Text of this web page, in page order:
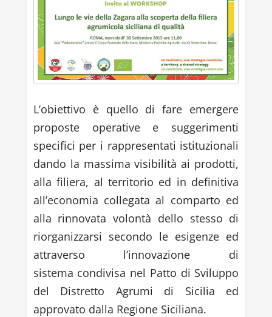
L’obiettivo è quello di fare emergere
proposte operative e suggerimenti
specifici per i rappresentati istituzionali
dando la massima visibilità ai prodotti,
alla filiera, al territorio ed in definitiva
all’economia collegata al comparto ed
alla rinnovata volontà dello stesso di
riorganizzarsi secondo le esigenze ed
attraverso l’innovazione di
sistema condivisa nel Patto di Sviluppo
del Distretto Agrumi di Sicilia ed
approvato dalla Regione Siciliana.